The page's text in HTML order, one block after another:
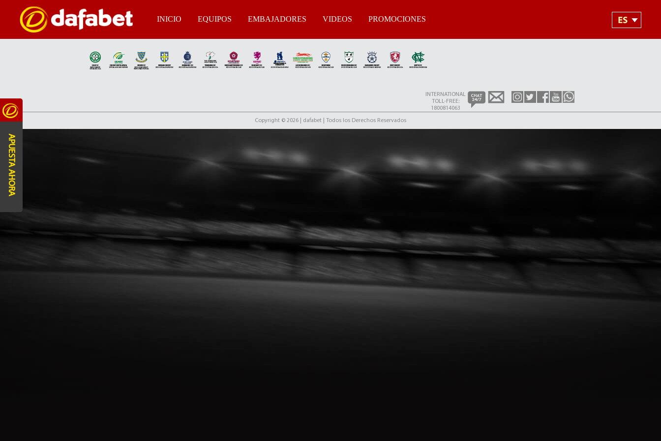
INICIO EQUIPOS EMBAJADORES VIDEOS PROMOCIONES
Partner Teams Section
Search
APUESTA AHORA
INTERNATIONAL
TOLL-FREE:
1800814063
Copyright © 2026 | dafabet | Todos los Derechos Reservados